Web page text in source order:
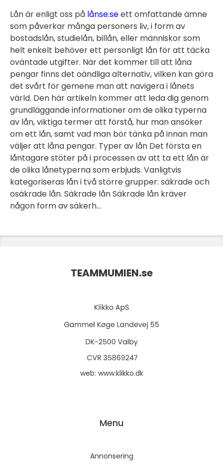
Lån är enligt oss på lånse.seett omfattande ämne
som påverkar många personers liv, i form av
bostadslån, studielån, billån, eller människor som
helt enkelt behöver ett personligt lån för att täcka
oväntade utgifter. När det kommer till att låna
pengar finns det oändliga alternativ, vilken kan göra
det svårt för gemene man att navigera i lånets
värld. Den här artikeln kommer att leda dig genom
grundläggande informationer om de olika typerna
av lån, viktiga termer att förstå, hur man ansöker
om ett lån, samt vad man bör tänka på innan man
väljer att låna pengar. Typer av lån Det första en
låntagare stöter på i processen av att ta ett lån är
de olika lånetyperna som erbjuds. Vanligtvis
kategoriseras lån i två större grupper: säkrade och
osäkrade lån. Säkrade lån Säkrade lån kräver
någon form av säkerh...
TEAMMUMIEN.se
web: www.klikko.dk
Menu
Annonsering